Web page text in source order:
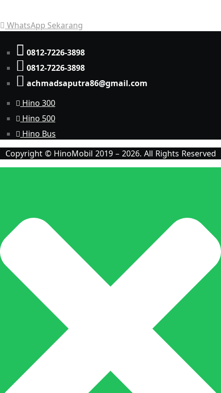
WhatsApp Sekarang
0812-7226-3898
0812-7226-3898
achmadsaputra86@gmail.com
Hino 300
Hino 500
Hino Bus
Copyright © HinoMobil 2019 – 2026. All Rights Reserved